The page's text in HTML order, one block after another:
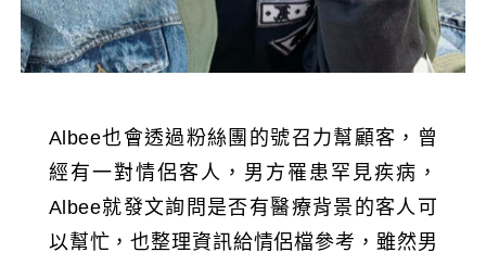
Albee也會透過粉絲團的號召力幫顧客，曾
經有一對情侶客人，男方罹患罕見疾病，
Albee就發文詢問是否有醫療背景的客人可
以幫忙，也整理資訊給情侶檔參考，雖然男